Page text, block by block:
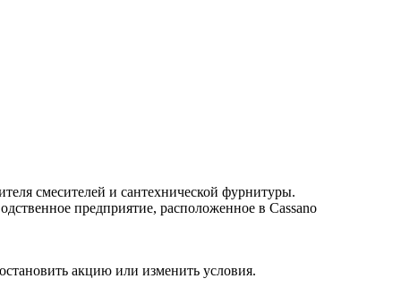
смесителей и сантехнической фурнитуры.
предприятие, расположенное в Cassano
акцию или изменить условия.